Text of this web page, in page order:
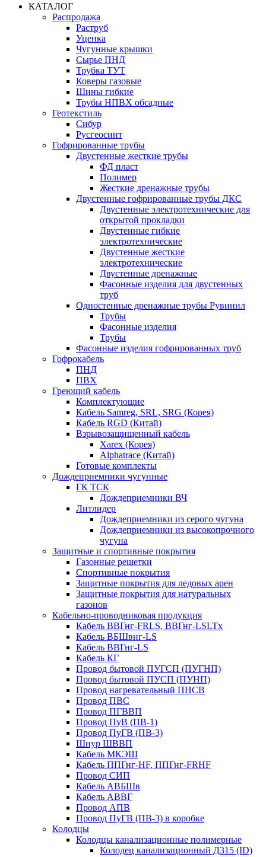
КАТАЛОГ
Распродажа
Раструб
Уценка
Чугунные крышки
Сырье ПНД
Трубка ТУТ
Коверы газовые
Шины гибкие
Трубы НПВХ обсадные
Геотекстиль
Сибур
Русгеосинт
Гофрированные трубы
Двустенные жесткие трубы
ФД пласт
Полимер
Жесткие дренажные трубы
Двустенные гофрированные трубы ДКС
Двустенные электротехнические для
открытой прокладки
Двустенные гибкие
электротехнические
Двустенные жесткие
электротехнические
Двустенные дренажные
Фасонные изделия для двустенных
труб
Одностенные дренажные трубы Рувинил
Трубы
Фасонные изделия
Трубы
Фасонные изделия гофрированных труб
Гофрокабель
ПНД
ПВХ
Греющий кабель
Комплектующие
Кабель Samreg, SRL, SRG (Корея)
Кабель RGD (Китай)
Взрывозащищенный кабель
Xarex (Корея)
Alphatrace (Китай)
Готовые комплекты
Дождеприемники чугунные
ГК ТСК
Дождеприемники ВЧ
Литлидер
Дождеприемники из серого чугуна
Дождеприемники из высокопрочного
чугуна
Защитные и спортивные покрытия
Газонные решетки
Спортивные покрытия
Защитные покрытия для ледовых арен
Защитные покрытия для натуральных
газонов
Кабельно-проводниковая продукция
Кабель ВВГнг-FRLS, ВВГнг-LSLTx
Кабель ВБШвнг-LS
Кабель ВВГнг-LS
Кабель КГ
Провод бытовой ПУГСП (ПУГНП)
Провод бытовой ПУСП (ПУНП)
Провод нагревательный ПНСВ
Провод ПВС
Провод ПГВВП
Провод ПуВ (ПВ-1)
Провод ПуГВ (ПВ-3)
Шнур ШВВП
Кабель МКЭШ
Кабель ППГнг-HF, ППГнг-FRHF
Провод СИП
Кабель АВБШв
Кабель АВВГ
Провод АПВ
Провод ПуГВ (ПВ-3) в коробке
Колодцы
Колодцы канализационные полимерные
Колодец канализационный Д315 (ID)